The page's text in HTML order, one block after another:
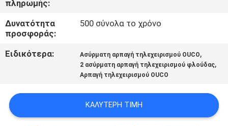
ΕΙΔΉΣΕΙΣ
CONTACT
US
πληρωμής:
Δυνατότητα
προσφοράς:
500 σύνολα το χρόνο
Ειδικότερα: Ασύρματη αρπαγή τηλεχειρισμού OUCO,
2 ασύρματη αρπαγή τηλεχειρισμού φλούδας,
Αρπαγή τηλεχειρισμού OUCO
ΚΑΛΎΤΕΡΗ ΤΙΜΉ